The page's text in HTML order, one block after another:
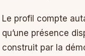
Le profil compte
qu’une présence
construit par la